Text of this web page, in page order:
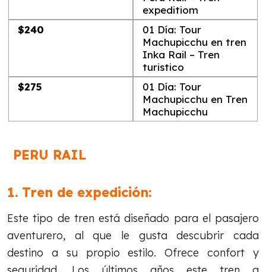
expeditiom
$240
01 Día: Tour
Machupicchu en tren
Inka Rail – Tren
turistico
$275
01 Día: Tour
Machupicchu en Tren
Machupicchu
PERU RAIL
1. Tren de expedición:
Este tipo de tren está diseñado para el pasajero
aventurero, al que le gusta descubrir cada
destino a su propio estilo. Ofrece confort y